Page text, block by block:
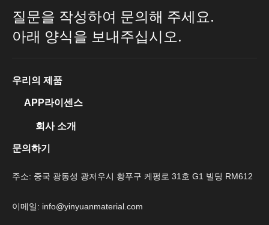
질문을 작성하여 문의해 주세요.
아래 양식을 보내주십시오.
우리의 제품
APP라이센스
회사 소개
문의하기
주소: 중국 광동성 광저우시 황푸구 케펑로 31호 G1 빌딩 RM612
이메일: info@yinyuanmaterial.com